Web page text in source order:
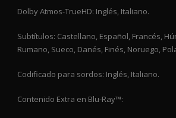
Dolby Atmos-TrueHD: Inglés, Italiano.
Subtítulos: Castellano, Español, Francés,
Rumano, Sueco, Danés, Finés, Noruego,
Codificado para sordos: Inglés, Italiano.
Contenido Extra en Blu-Ray™: